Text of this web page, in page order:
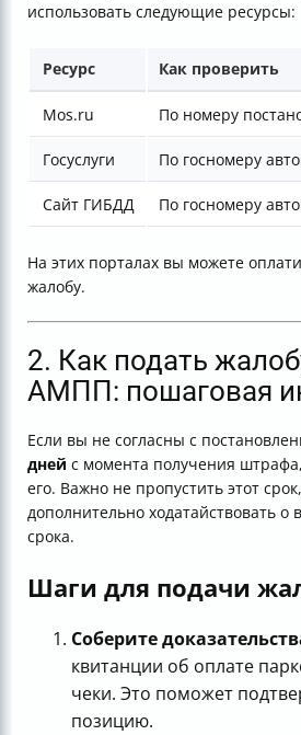
использовать следующие ресурсы:
Ресурс Как проверить
Mos.ru По номеру
Госуслуги По госномеру
Сайт ГИБДД По госномеру
На этих порталах вы можете
жалобу.
2. Как подать
АМПП: пошаговая
Если вы не согласны с
дней с момента получения
его. Важно не пропустить этот
дополнительно ходатайствовать о
срока.
Шаги для подачи
Соберите
квитанции об оплате
чеки. Это поможет
позицию.